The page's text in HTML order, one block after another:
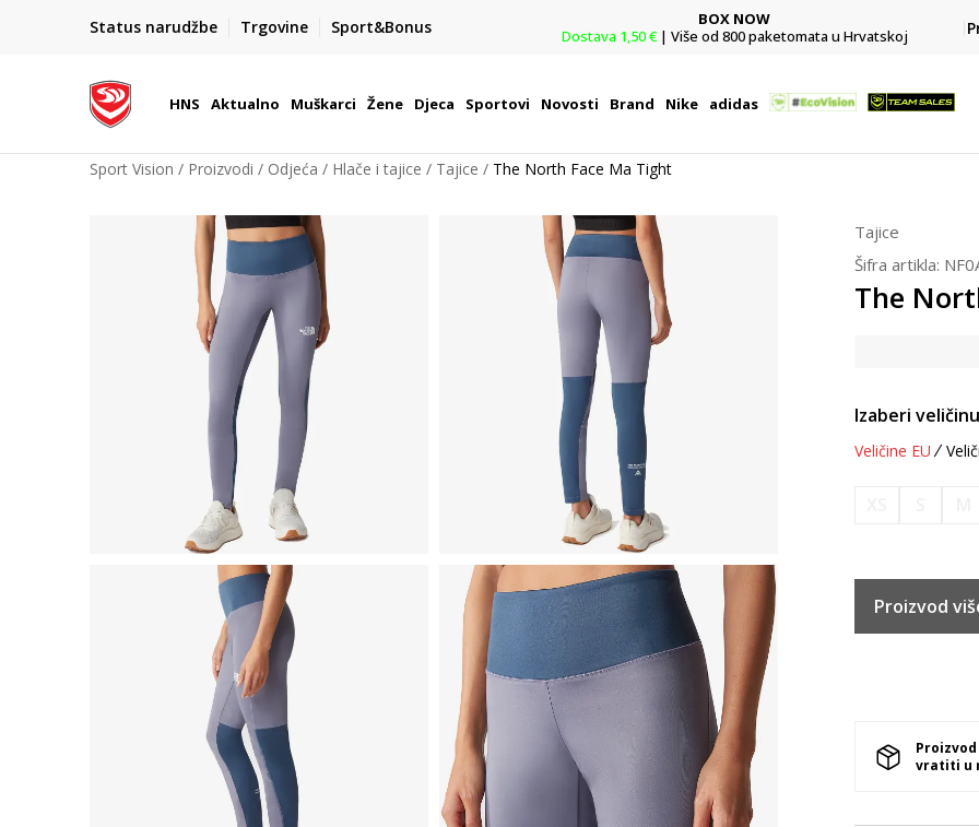
Status narudžbe Trgovine Sport&Bonus
BOX NOW
Dostava 1,50 €
| Više od 800 paketomata u Hrvatskoj
Team Sales
Vaše mjesto za timske sportove.
HNS Aktualno Muškarci Žene Djeca Sportovi Novosti Brand Nike adidas
Sport Vision Proizvodi Odjeća Hlače i tajice Tajice The North Face Ma Tight
Tajice
Šifra artikla:
The
Izaberi
Veličine EU
Proizvod
vratiti u